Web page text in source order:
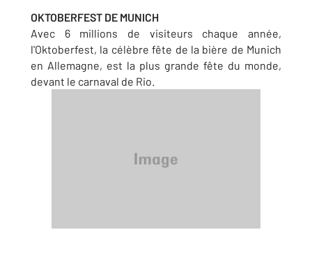
OKTOBERFEST DE MUNICH
Avec 6 millions de visiteurs chaque année,
l'Oktoberfest, la célèbre fête de la bière de Munich
en Allemagne, est la plus grande fête du monde,
devant le carnaval de Rio.